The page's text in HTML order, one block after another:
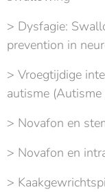
> Dysfagie:
prevention in
> Vroegtijdige
autisme (Autisme
> Novafon en
> Novafon en
>